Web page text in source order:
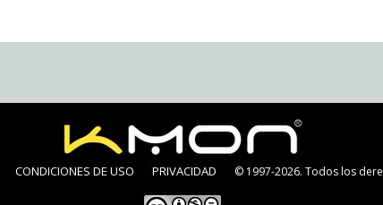
CONDICIONES DE USO PRIVACIDAD © 1997-2026. Todos los